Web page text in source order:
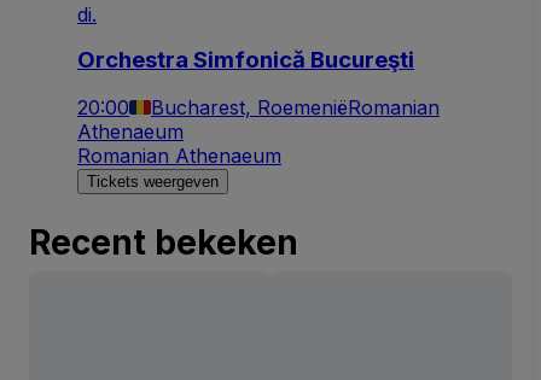
di.
Orchestra Simfonică Bucureşti
20:00 Bucharest, RoemeniëRomanian
Athenaeum
Romanian Athenaeum
Tickets weergeven
Recent bekeken